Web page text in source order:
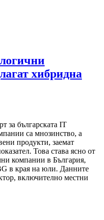
хибридна
за българската IT
са мнозинство, а
продукти, заемат
Това става ясно от
компании в България,
в края на юли. Данните
включително местни